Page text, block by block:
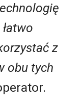
z
obu tych